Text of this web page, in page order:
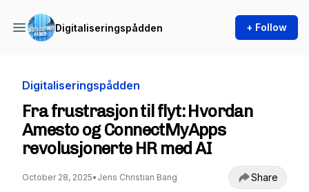
Digitaliseringspådden + Follow
Digitaliseringspådden
Fra frustrasjon til flyt: Hvordan
Amesto og ConnectMyApps
revolusjonerte HR med AI
October 28, 2025• Jens Christian Bang Share